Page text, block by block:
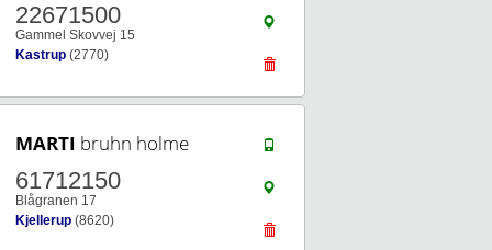
22671500
Gammel Skovvej 15
Kastrup (2770)
MARTI bruhn holme
61712150
Blågranen 17
Kjellerup (8620)